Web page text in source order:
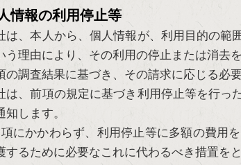
情報の利用停止等
は、本人から、個人情報が、利用目的の範
う理由により、その利用の停止または消去
の調査結果に基づき、その請求に応じる必
は、前項の規定に基づき利用停止等を行っ
知します。
にかかわらず、利用停止等に多額の費用
するために必要なこれに代わるべき措置を